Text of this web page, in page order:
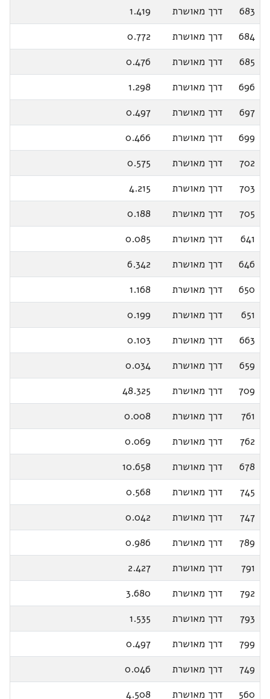
683
דרך מאושרת
1.419
684
דרך מאושרת
0.772
685
דרך מאושרת
0.476
696
דרך מאושרת
1.298
697
דרך מאושרת
0.497
699
דרך מאושרת
0.466
702
דרך מאושרת
0.575
703
דרך מאושרת
4.215
705
דרך מאושרת
0.188
641
דרך מאושרת
0.085
646
דרך מאושרת
6.342
650
דרך מאושרת
1.168
651
דרך מאושרת
0.199
663
דרך מאושרת
0.103
659
דרך מאושרת
0.034
709
דרך מאושרת
48.325
761
דרך מאושרת
0.008
762
דרך מאושרת
0.069
678
דרך מאושרת
10.658
745
דרך מאושרת
0.568
747
דרך מאושרת
0.042
789
דרך מאושרת
0.986
791
דרך מאושרת
2.427
792
דרך מאושרת
3.680
793
דרך מאושרת
1.535
799
דרך מאושרת
0.497
749
דרך מאושרת
0.046
560
דרך מאושרת 4.508